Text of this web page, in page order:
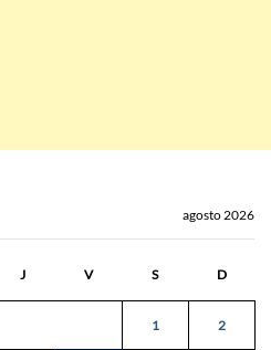
agosto 2026
J V S D
1 2